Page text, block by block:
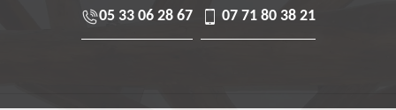
05 33 06 28 67 07 71 80 38 21